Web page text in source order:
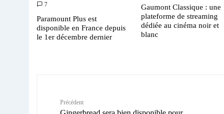
7
Paramount Plus est
disponible en France depuis
le 1er décembre dernier
Gaumont Classique : une
plateforme de streaming
dédiée au cinéma noir et
blanc
Précédent